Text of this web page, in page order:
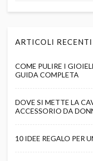
ARTICOLI RECENTI
COME PULIRE I
GUIDA COMPLETA
DOVE SI METTE LA
ACCESSORIO DA
10 IDEE REGALO PER